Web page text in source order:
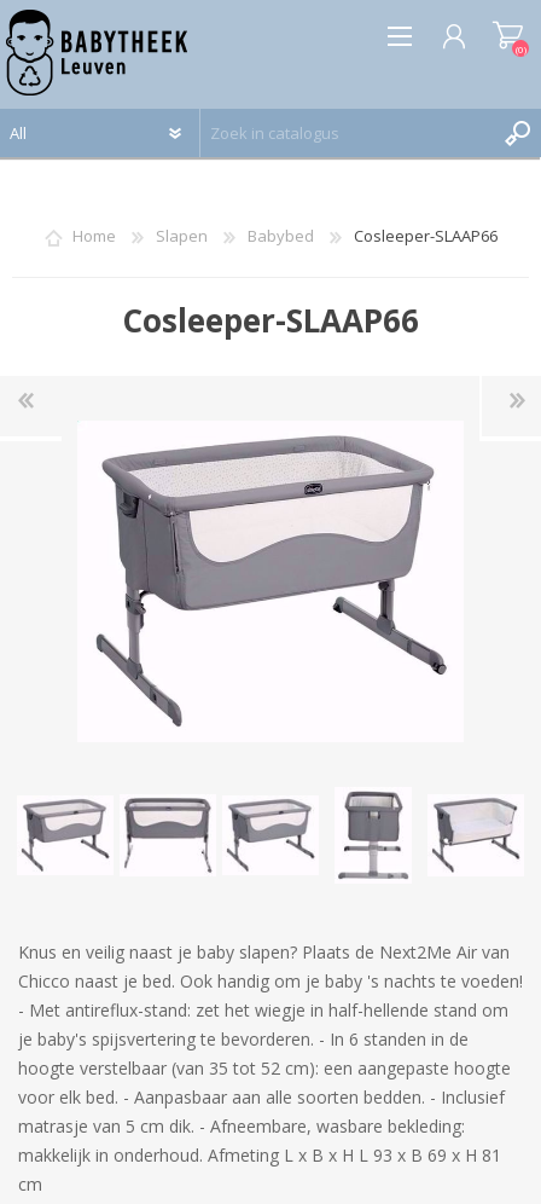
(0)
Home Slapen Babybed Cosleeper-SLAAP66
Cosleeper-SLAAP66
Knus en veilig naast je baby slapen? Plaats de Next2Me Air van
Chicco naast je bed. Ook handig om je baby 's nachts te voeden!
- Met antireflux-stand: zet het wiegje in half-hellende stand om
je baby's spijsvertering te bevorderen. - In 6 standen in de
hoogte verstelbaar (van 35 tot 52 cm): een aangepaste hoogte
voor elk bed. - Aanpasbaar aan alle soorten bedden. - Inclusief
matrasje van 5 cm dik. - Afneembare, wasbare bekleding:
makkelijk in onderhoud. Afmeting L x B x H L 93 x B 69 x H 81
cm